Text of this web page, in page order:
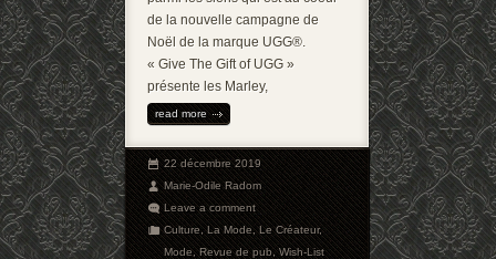
de la nouvelle campagne de
Noël de la marque UGG®.
« Give The Gift of UGG »
présente les Marley,
read more
22 décembre 2019
Marie-Odile Radom
Leave a comment
Culture,La Mode,Le Créateur,
Mode,Revue de pub,Wish-List